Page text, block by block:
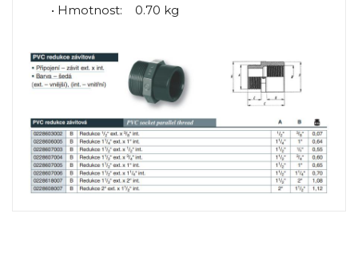
• Hmotnost: 0.70 kg